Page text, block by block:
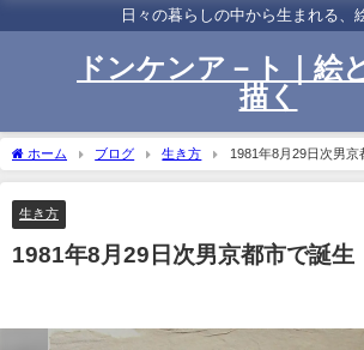
日々の暮らしの中から生まれる、
ドンケンア－ト｜絵
描く
ホーム ブログ 生き方 1981年8月29日次男京
生き方
1981年8月29日次男京都市で誕生